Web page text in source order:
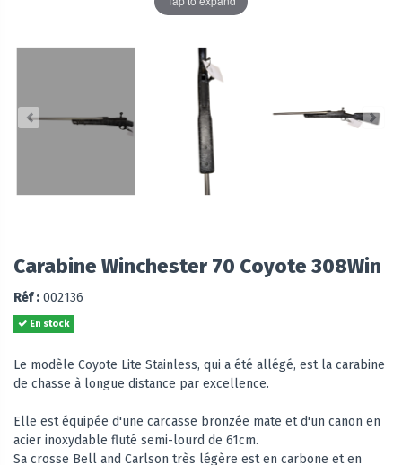
Carabine Winchester 70 Coyote 308Win
Réf : 002136
En stock
Le modèle Coyote Lite Stainless, qui a été allégé, est la carabine
de chasse à longue distance par excellence.
Elle est équipée d'une carcasse bronzée mate et d'un canon en
acier inoxydable fluté semi-lourd de 61cm.
Sa crosse Bell and Carlson très légère est en carbone et en